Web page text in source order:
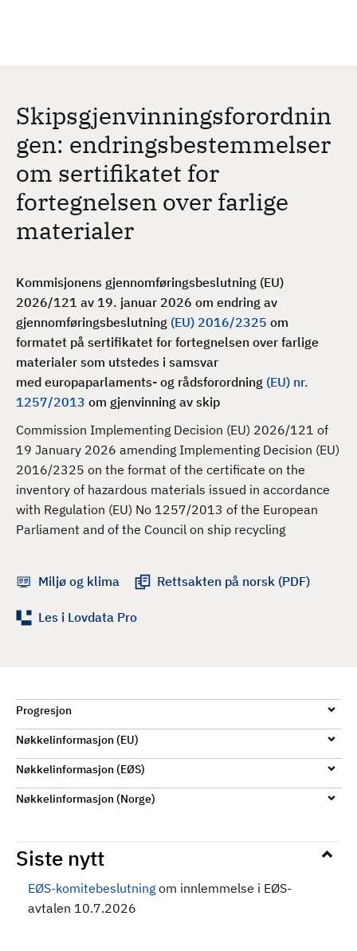
Skipsgjenvinningsforordnin
gen: endringsbestemmelser
om sertifikatet for
fortegnelsen over farlige
materialer
Kommisjonens gjennomføringsbeslutning (EU)
2026/121 av 19. januar 2026 om endring av
gjennomføringsbeslutning (EU) 2016/2325 om
formatet på sertifikatet for fortegnelsen over farlige
materialer som utstedes i samsvar
med europaparlaments- og rådsforordning (EU) nr.
1257/2013 om gjenvinning av skip
Commission Implementing Decision (EU) 2026/121 of
19 January 2026 amending Implementing Decision (EU)
2016/2325 on the format of the certificate on the
inventory of hazardous materials issued in accordance
with Regulation (EU) No 1257/2013 of the European
Parliament and of the Council on ship recycling
Miljø og klima Rettsakten på norsk (PDF)
Les i Lovdata Pro
Progresjon
Nøkkelinformasjon (EU)
Nøkkelinformasjon (EØS)
Nøkkelinformasjon (Norge)
Siste nytt
EØS-komitebeslutning om innlemmelse i EØS-
avtalen 10.7.2026